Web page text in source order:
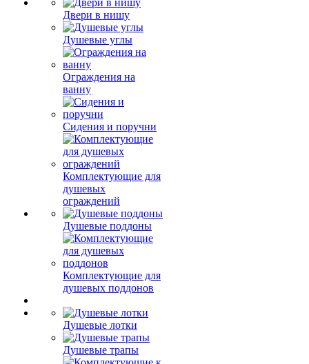
Двери в нишу
Душевые углы
Ограждения на
ванну
Сидения и поручни
Комплектующие для
душевых
ограждений
Душевые поддоны
Комплектующие для
душевых поддонов
Душевые лотки
Душевые трапы